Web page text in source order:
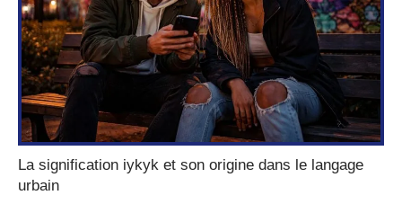
La signification iykyk et son origine dans le langage
urbain